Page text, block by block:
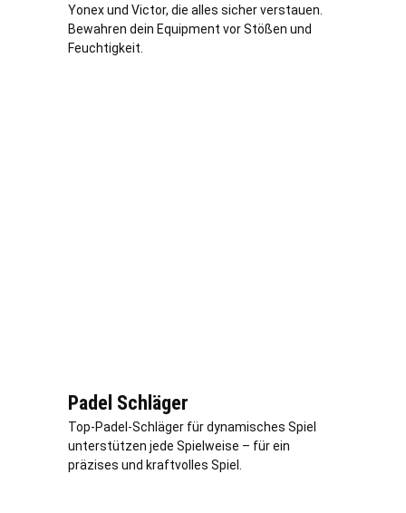
Yonex und Victor, die alles sicher verstauen.
Bewahren dein Equipment vor Stößen und
Feuchtigkeit.
Padel Schläger
Top-Padel-Schläger für dynamisches Spiel
unterstützen jede Spielweise – für ein
präzises und kraftvolles Spiel.